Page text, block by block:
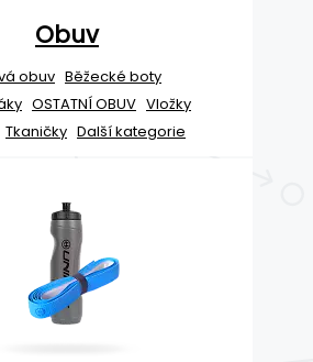
Obuv
obuv Běžecké boty
OSTATNÍ OBUV Vložky
Tkaničky Další kategorie